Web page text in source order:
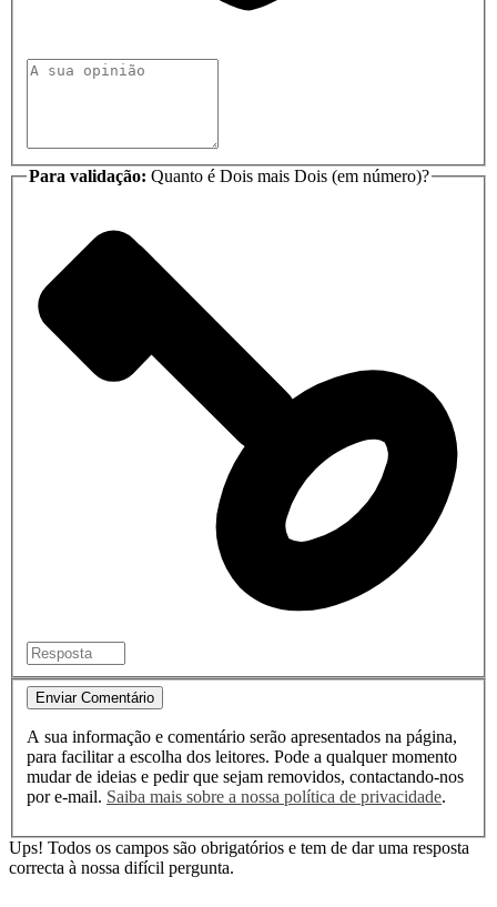
Para validação: Quanto é Dois mais Dois (em número)?
Enviar Comentário
A sua informação e comentário serão apresentados na página,
para facilitar a escolha dos leitores. Pode a qualquer momento
mudar de ideias e pedir que sejam removidos, contactando-nos
por e-mail.
Saiba mais sobre a nossa política de privacidade.
Ups! Todos os campos são obrigatórios e tem de dar uma resposta
correcta à nossa difícil pergunta.